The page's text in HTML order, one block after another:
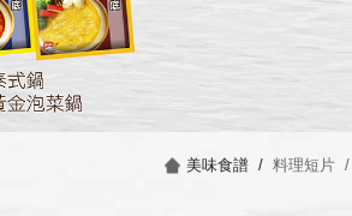
美味食譜 / 料理短片 /